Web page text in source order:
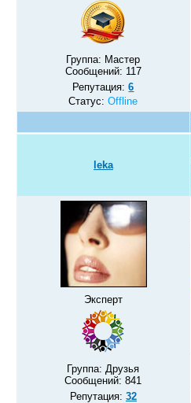
Группа: Мастер
Сообщений: 117
Репутация:6
Статус:Offline
leka
Эксперт
Группа: Друзья
Сообщений:841
Репутация: 32